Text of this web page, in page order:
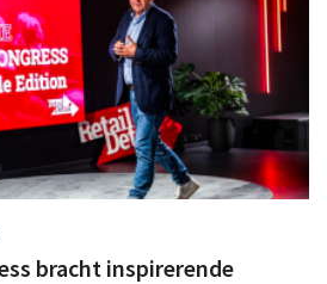
bracht inspirerende